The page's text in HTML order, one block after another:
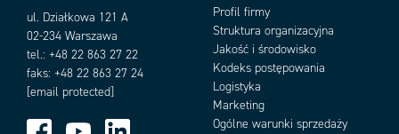
Odporność na ciepło IEC 60068-2-30
Odporność na uderzenia IK05, IK07
Odporność na wilgoć IEC 60068-2-52
Odporność na wilgotność IEC 60068-2-3
IP66
Text language Francuski
ul. Działkowa 121 A
02-234 Warszawa
tel.: +48 22 863 27 22
faks: +48 22 863 27 24
[email protected]
Profil firmy
Struktura organizacyjna
Jakość i środowisko
Kodeks postępowania
Logistyka
Marketing
Ogólne warunki sprzedaży